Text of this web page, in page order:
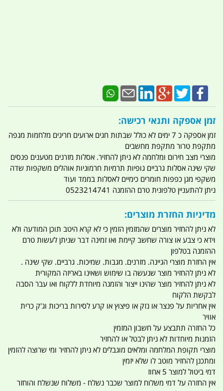
זמן אספקה ותנאי רכישה:
זמן אספקה כ 7 ימים לא כולל שבתות חגים ארועים חריגים מלחמות מגפה
מתקפת טרור מתקפת מחשבים
מוצרי מצב חירום ומלחמה לא ניתן להחזיר. אסלות מזרנים מטענים פנסים
שקי שינה אסלות גרביים גופיות תרמיות חרמוניות אוהלים משקפות שדה
משקפי מגן כפפות חומרים כימיים לאסלות בממד ועוד
ניתן להתעניין טלפונית טרם ההזמנה 0523214741
מדיניות החזרת מוצרים:
לא ניתן להחזיר מוצרים שהמזמין הזמין כי לא קרא היטב תוכן המודעה ולא
וידא כי צבע או צורה שחשב קיימת ואו זמינה דבר שניתן לעשות טרם
ההזמנה בטלפון
אין החזרת מוצרי הגיינה. מזרנים. מגבות. שמיכות. גרביים. שקי שינה .
לא ניתן להחזיר מוצר שנעשה בו שימוש ושאינו באריזה המקורית
לא ניתן להחזיר מוצר שהינו ייצור והזמנה מיוחדת ללקוח ואו עבר הסבה
לבקשת הלקוח
אין אחריות על פנצר או נזק או פיצוץ או קרע לסירות בריכות וג'ק כרית
אוויר
כל החזרה תתבצע על חשבון המזמין
הזמנות מיוחדות לא ניתן לבטל או להחזיר
מוצרי תקופת המלחמה ומלאים מוגבלים לא ניתן להחזיר ומי שרוצה להזמין
ומתכנן להחזיר מוטב לו שלא יזמין
דמי ביטול למוצר 5 אחוז
אין החזרה על דמי משלוח למוצר שכבר נשלח - משלוח שנשלח והוחזר